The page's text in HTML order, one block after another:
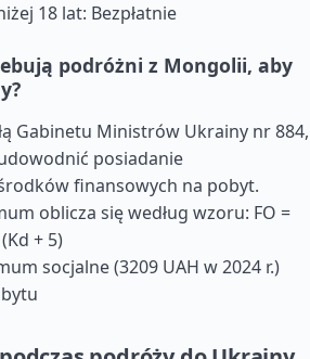
18 lat: Bezpłatnie
podróżni z Mongolii, aby
Gabinetu Ministrów Ukrainy nr 884,
posiadanie
finansowych na pobyt.
oblicza się według wzoru: FO =
+ 5)
socjalne (3209 UAH w 2024 r.)